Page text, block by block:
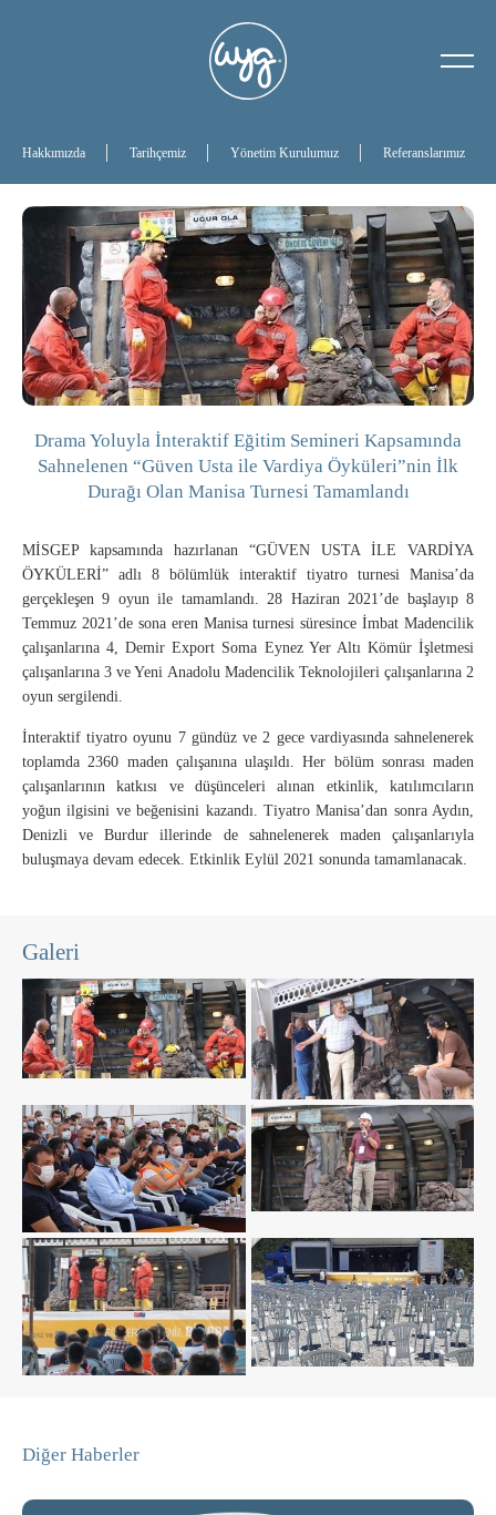
Hakkımızda Tarihçemiz Yönetim Kurulumuz Referanslarımız
Drama Yoluyla İnteraktif Eğitim Semineri Kapsamında
Sahnelenen “Güven Usta ile Vardiya Öyküleri”nin İlk
Durağı Olan Manisa Turnesi Tamamlandı
MİSGEP kapsamında hazırlanan “GÜVEN USTA İLE VARDİYA
ÖYKÜLERİ” adlı 8 bölümlük interaktif tiyatro turnesi Manisa’da
gerçekleşen 9 oyun ile tamamlandı. 28 Haziran 2021’de başlayıp 8
Temmuz 2021’de sona eren Manisa turnesi süresince İmbat Madencilik
çalışanlarına 4, Demir Export Soma Eynez Yer Altı Kömür İşletmesi
çalışanlarına 3 ve Yeni Anadolu Madencilik Teknolojileri çalışanlarına 2
oyun sergilendi.
İnteraktif tiyatro oyunu 7 gündüz ve 2 gece vardiyasında sahnelenerek
toplamda 2360 maden çalışanına ulaşıldı. Her bölüm sonrası maden
çalışanlarının katkısı ve düşünceleri alınan etkinlik, katılımcıların
yoğun ilgisini ve beğenisini kazandı. Tiyatro Manisa’dan sonra Aydın,
Denizli ve Burdur illerinde de sahnelenerek maden çalışanlarıyla
buluşmaya devam edecek. Etkinlik Eylül 2021 sonunda tamamlanacak.
Galeri
Diğer Haberler
Referanslarımız